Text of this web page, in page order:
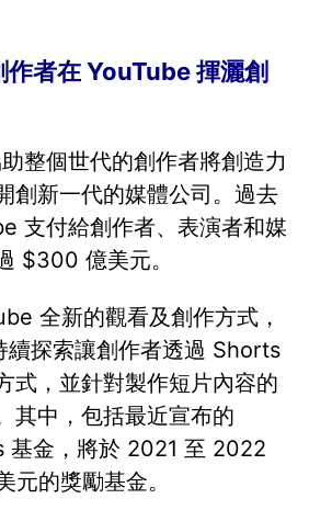
者在 YouTube 揮灑創
整個世代的創作者將創造力
創新一代的媒體公司。過去
支付給創作者、表演者和媒
$300 億美元。
全新的觀看及創作方式，
續探索讓創作者透過 Shorts
式，並針對製作短片內容的
其中，包括最近宣布的
基金，將於 2021 至 2022
元的獎勵基金。